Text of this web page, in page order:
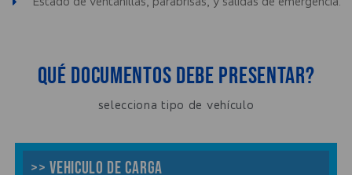
Qué documentos debe presentar?
selecciona tipo de vehículo
>> Vehiculo de Carga